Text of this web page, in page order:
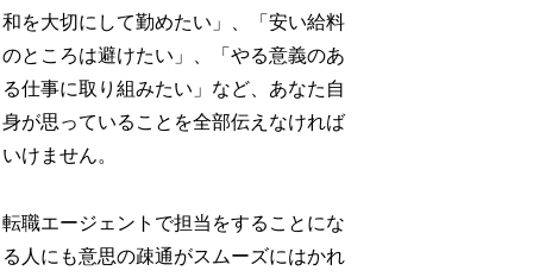
和を大切にして勤めたい」、「安い給料
のところは避けたい」、「やる意義のあ
る仕事に取り組みたい」など、あなた自
身が思っていることを全部伝えなければ
いけません。
転職エージェントで担当をすることにな
る人にも意思の疎通がスムーズにはかれ